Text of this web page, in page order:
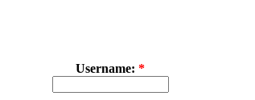
Username: *